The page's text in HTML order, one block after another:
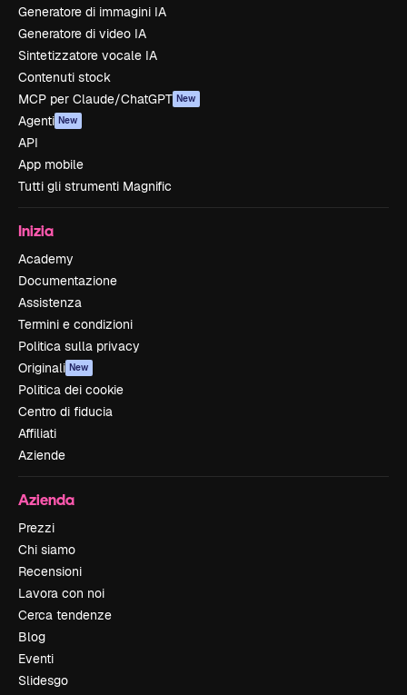
Generatore di immagini IA
Generatore di video IA
Sintetizzatore vocale IA
Contenuti stock
MCP per Claude/ChatGPT New
Agenti New
API
App mobile
Tutti gli strumenti Magnific
Inizia
Academy
Documentazione
Assistenza
Termini e condizioni
Politica sulla privacy
Originali New
Politica dei cookie
Centro di fiducia
Affiliati
Aziende
Azienda
Prezzi
Chi siamo
Recensioni
Lavora con noi
Cerca tendenze
Blog
Eventi
Slidesgo